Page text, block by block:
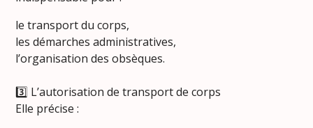
le transport du corps,
les démarches administratives,
l’organisation des obsèques.
3️⃣ L’autorisation de transport de corps
Elle précise :